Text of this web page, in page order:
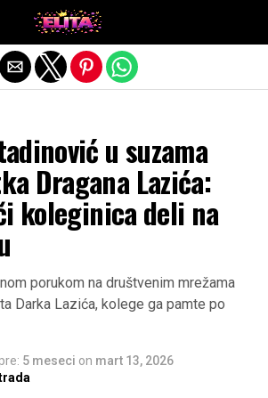
u suzama
Dragana Lazića:
koleginica deli na
porukom na društvenim mrežama
Darka Lazića, kolege ga pamte po
5 meseci on mart 13, 2026
Exit mobile version